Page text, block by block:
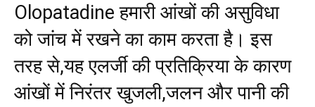
Olopatadine हमारी आंखों की असुविधा
को जांच में रखने का काम करता है। इस
तरह से,यह एलर्जी की प्रतिक्रिया के कारण
आंखों में निरंतर खुजली,जलन और पानी की